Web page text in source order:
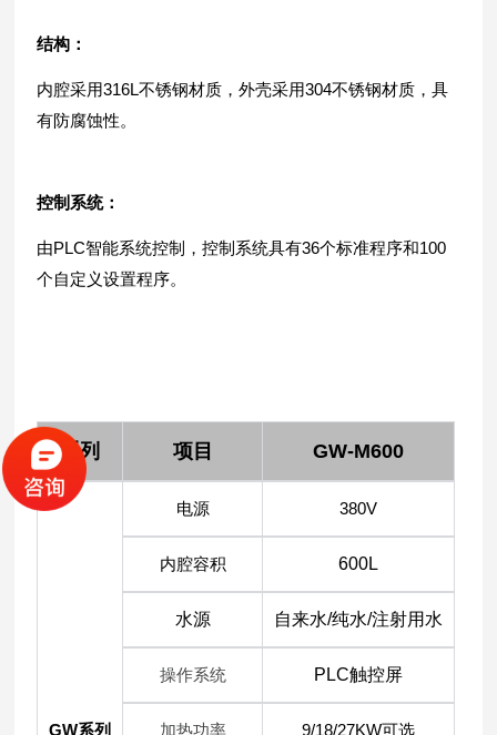
结构：
内腔采用316L不锈钢材质，外壳采用304不锈钢材质，具
有防腐蚀性。
控制系统：
由PLC智能系统控制，控制系统具有36个标准程序和100
个自定义设置程序。
系列 项目 GW-M600
GW系列
电源 380V
内腔容积 600L
水源 自来水/纯水/注射用水
操作系统 PLC触控屏
加热功率 9/18/27KW可选